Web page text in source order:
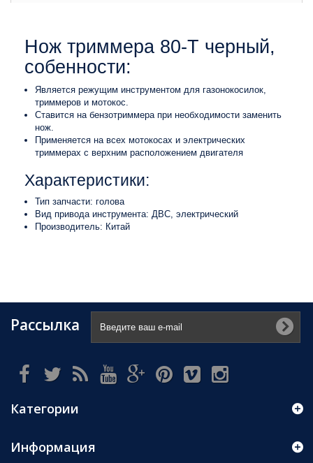
Нож триммера 80-T черный,
собенности:
Является режущим инструментом для газонокосилок,
триммеров и мотокос.
Ставится на бензотриммера при необходимости заменить
нож.
Применяется на всех мотокосах и электрических
триммерах с верхним расположением двигателя
Характеристики:
Тип запчасти: голова
Вид привода инструмента: ДВС, электрический
Производитель: Китай
Рассылка
Категории
Информация